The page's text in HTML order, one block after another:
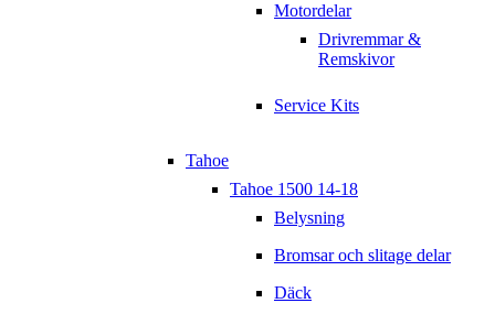
Motordelar
Drivremmar &
Remskivor
Service Kits
Tahoe
Tahoe 1500 14-18
Belysning
Bromsar och slitage delar
Däck